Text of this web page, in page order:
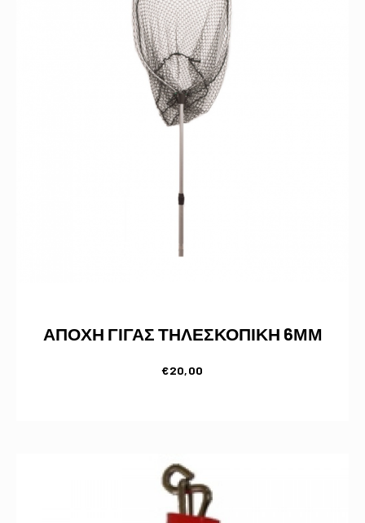
ΑΠΟΧΗ ΓΙΓΑΣ ΤΗΛΕΣΚΟΠΙΚΗ 6ΜΜ
€20,00